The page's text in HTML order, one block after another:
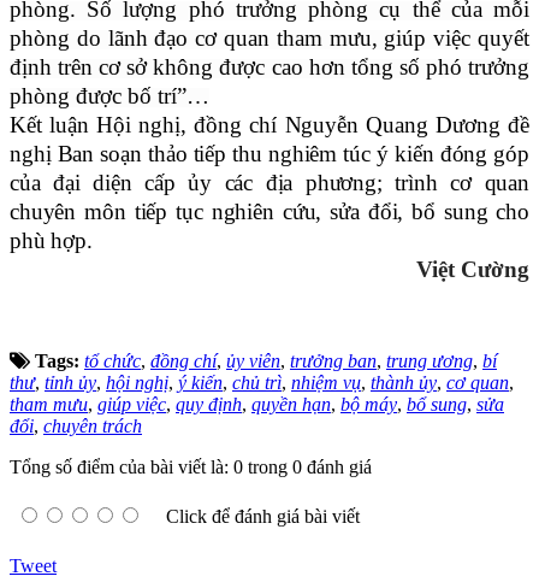
phòng. Số lượng phó trưởng phòng cụ thể của mỗi
phòng do lãnh đạo cơ quan tham mưu, giúp việc quyết
định trên cơ sở không được cao hơn tổng số phó trưởng
phòng được bố trí”…
Kết luận Hội nghị, đồng chí Nguyễn Quang Dương đề
nghị Ban soạn thảo tiếp thu nghiêm túc ý kiến đóng góp
của đại diện cấp ủy các địa phương; trình cơ quan
chuyên môn tiếp tục nghiên cứu, sửa đổi, bổ sung cho
phù hợp.
Việt Cường
Tags: tổ chức, đồng chí, ủy viên, trưởng ban, trung ương, bí
thư, tỉnh ủy, hội nghị, ý kiến, chủ trì, nhiệm vụ, thành ủy, cơ quan,
tham mưu, giúp việc, quy định, quyền hạn, bộ máy, bổ sung, sửa
đổi, chuyên trách
Tổng số điểm của bài viết là: 0 trong 0 đánh giá
Click để đánh giá bài viết
Tweet